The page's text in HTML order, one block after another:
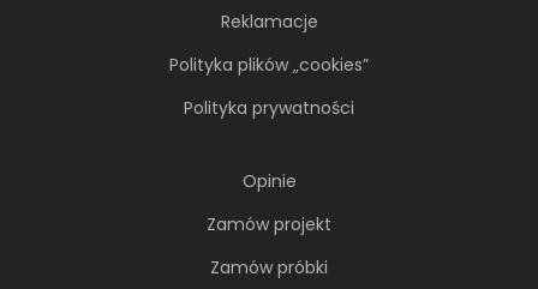
Reklamacje
Polityka plików „cookies”
Polityka prywatności
Opinie
Zamów projekt
Zamów próbki